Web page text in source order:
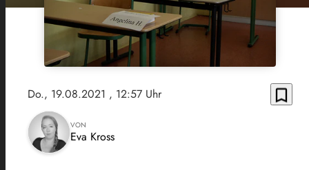
Do., 19.08.2021 , 12:57 Uhr bookmark_border
VON
Eva Kross